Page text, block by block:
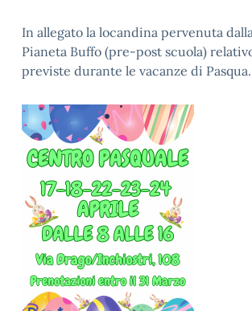
In allegato la locandina pervenuta
Pianeta Buffo (pre-post scuola)
previste durante le vacanze di Pasqua.